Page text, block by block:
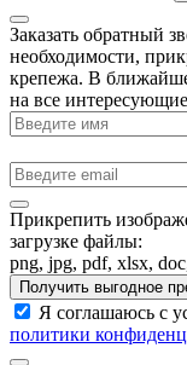
Заказать обратный
необходимости,
крепежа. В
на все
Прикрепить
загрузке файлы:
png, jpg, pdf, xlsx,
Получить выгодное
Я соглашаюсь с
политики